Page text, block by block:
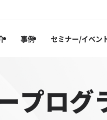
事例 セミナー/イベン
プログ